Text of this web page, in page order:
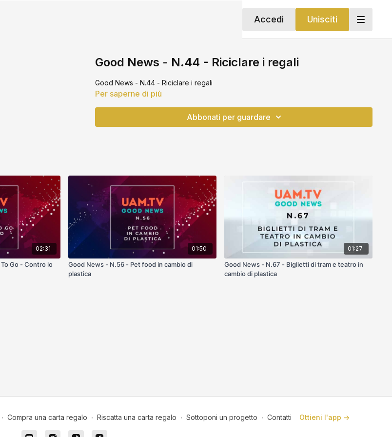
Accedi Unisciti
Good News - N.44 - Riciclare i regali
Good News - N.44 - Riciclare i regali
Per saperne di più
Abbonati per guardare
02:31
Go - Contro lo
01:50
Good News - N.56 - Pet food in cambio di
plastica
01:27
Good News - N.67 - Biglietti di tram e teatro in
cambio di plastica
∙ Compra una carta regalo ∙ Riscatta una carta regalo ∙ Sottoponi un progetto ∙ Contatti Ottieni l'app ->